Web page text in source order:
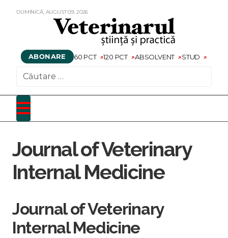
DUMINICĂ, AUGUST09, 2026
ABONARE 60 PCT 120 PCT ABSOLVENT STUD
Journal of Veterinary
Internal Medicine
Journal of Veterinary
Internal Medicine